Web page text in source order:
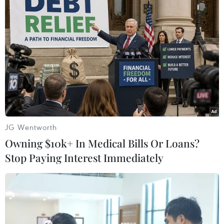
giáo sỹ nổi tiếng
Thổ Nhĩ Kỳ bắt giữ 90 đối tượng tình nghi có
liên hệ với nhóm khủng bố IS
TIN LIÊN QUAN
JG Wentworth
Owning $10k+ In Medical Bills Or Loans?
Stop Paying Interest Immediately